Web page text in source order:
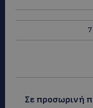
Σε προσωρινή